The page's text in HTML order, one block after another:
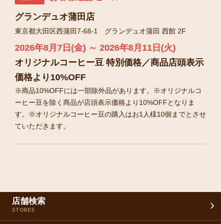
グランデュオ蒲田店
東京都大田区西蒲田7-68-1 グランデュオ蒲田 西館 2F
2026年8月7日(金) ～ 2026年8月11日(火)
オリジナルコーヒー豆 特別価格／商品店頭表示
価格より10%OFF
※商品10%OFFには一部除外品があります。※オリジナルコ
ーヒー豆を除く商品が店頭表示価格より10%OFFとなりま
す。※オリジナルコーヒー豆の購入はお1人様10個までとさせ
ていただきます。
店舗検索
STORES